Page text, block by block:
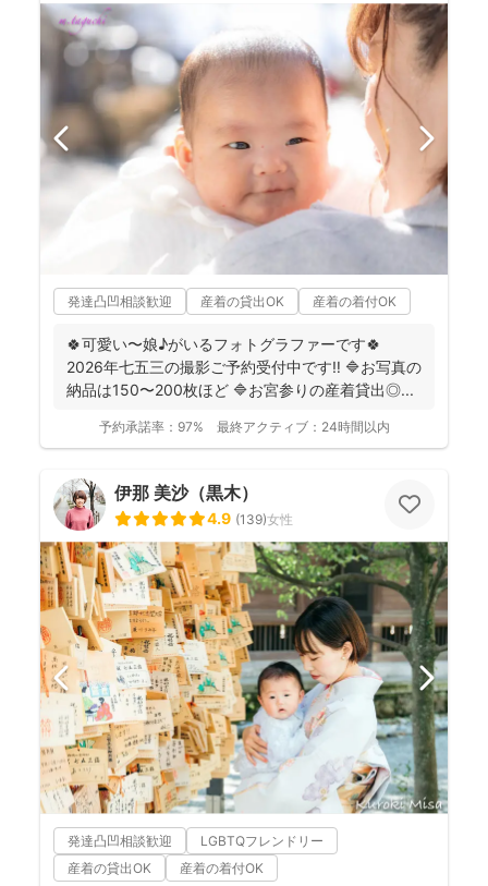
発達凸凹相談歓迎 産着の貸出OK 産着の着付OK
🍀可愛い〜娘♪がいるフォトグラファーです🍀
2026年七五三の撮影ご予約受付中です‼️ 🔷お写真の
納品は150〜200枚ほど 🔷お宮参りの産着貸出◎...
予約承諾率： 97% 最終アクティブ： 24時間以内
伊那 美沙（黒木）
4.9 (139)女性
発達凸凹相談歓迎
LGBTQフレンドリー
産着の貸出OK
産着の着付OK